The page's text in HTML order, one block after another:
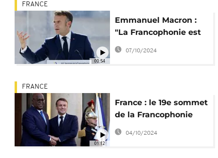
00:54
FRANCE
Emmanuel Macron :
"La Francophonie est
un espace d’influence
diplomatique"
07/10/2024
01:12
FRANCE
France : le 19e sommet
de la Francophonie
s'ouvre à Paris
04/10/2024